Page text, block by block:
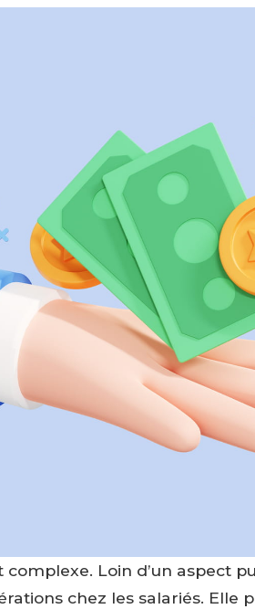
complexe. Loin d’un aspect
chez les salariés. Elle